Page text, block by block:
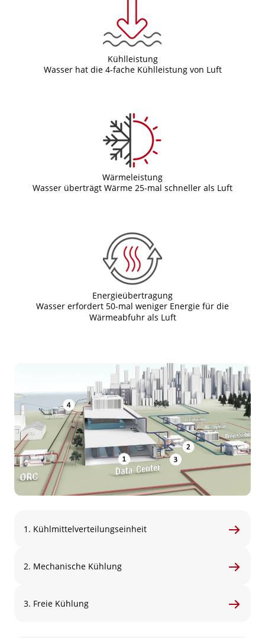
Kühlleistung
Wasser hat die 4-fache Kühlleistung von Luft
Wärmeleistung
Wasser überträgt Wärme 25-mal schneller als Luft
Energieübertragung
Wasser erfordert 50-mal weniger Energie für die
Wärmeabfuhr als Luft
1. Kühlmittelverteilungseinheit
2. Mechanische Kühlung
3. Freie Kühlung